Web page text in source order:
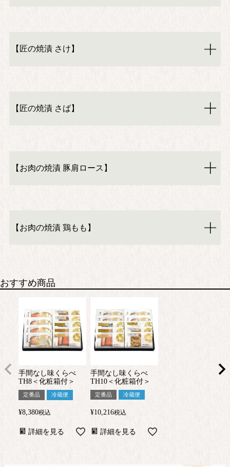
【匠の焼漬 さけ】
【匠の焼漬 さば】
【お肉の焼漬 豚肩ロース】
【お肉の焼漬 鶏もも】
おすすめ商品
手間なし味くらべ
TH8＜化粧箱付＞
定番品 冷蔵便
¥8,380税込
詳細を見る
手間なし味くらべ
TH10＜化粧箱付＞
定番品 冷蔵便
¥10,216税込
詳細を見る